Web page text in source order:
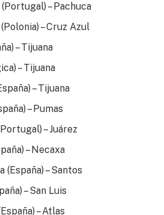
– Pachuca
– Cruz Azul
– Tijuana
– Tijuana
– Tijuana
– Pumas
– Juárez
– Necaxa
– Santos
– San Luis
– Atlas